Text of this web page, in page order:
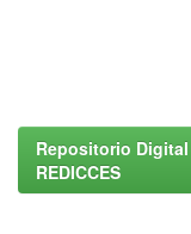
Repositorio
REDICCES